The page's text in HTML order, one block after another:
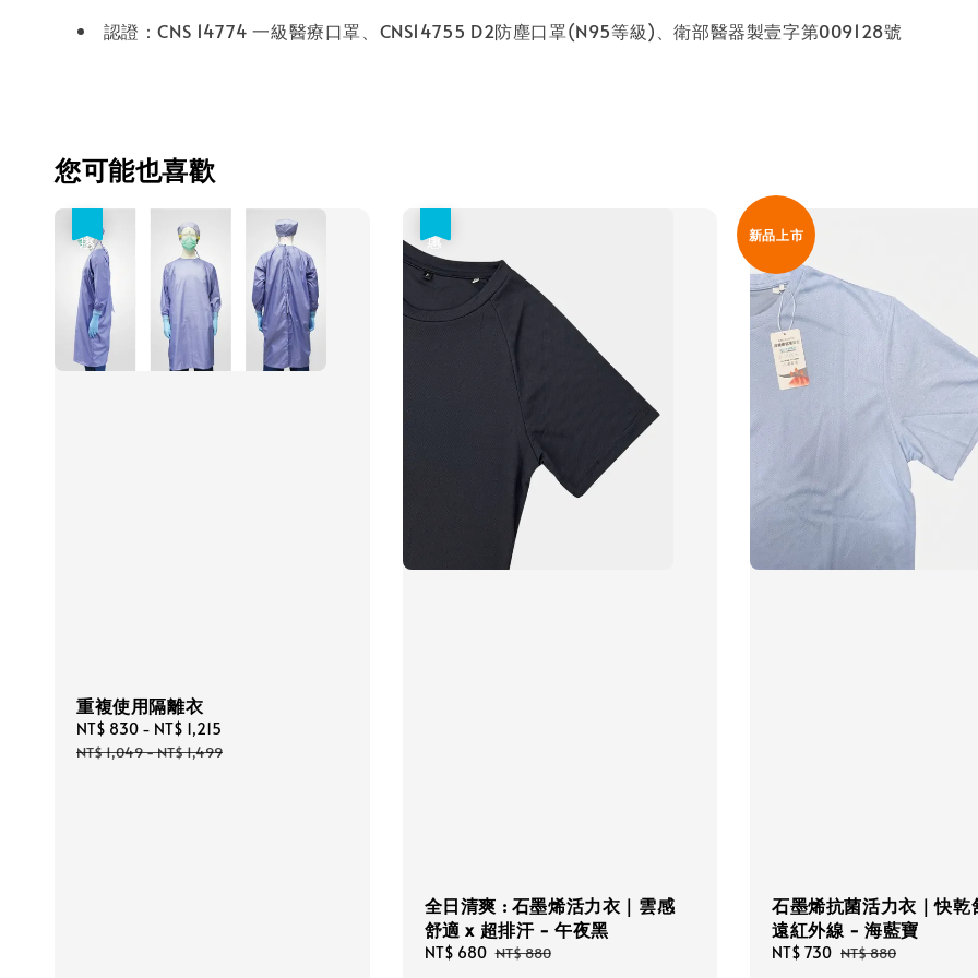
認證：CNS 14774 一級醫療口罩、CNS14755 D2防塵口罩(N95等級)、衛部醫器製壹字第009128號
您可能也喜歡
重複使用隔離衣
Sale
price
NT$ 830 - NT$ 1,215
NT$ 1,049-NT$ 1,499
全日清爽 : 石墨烯活力衣｜雲感
舒適 x 超排汗 - 午夜黑
Sale
NT$ 680 Regular
NT$ 880
新品上市
石墨烯抗菌活力衣｜快乾
遠紅外線 - 海藍寶
Sale
NT$ 730 Regular
NT$ 880